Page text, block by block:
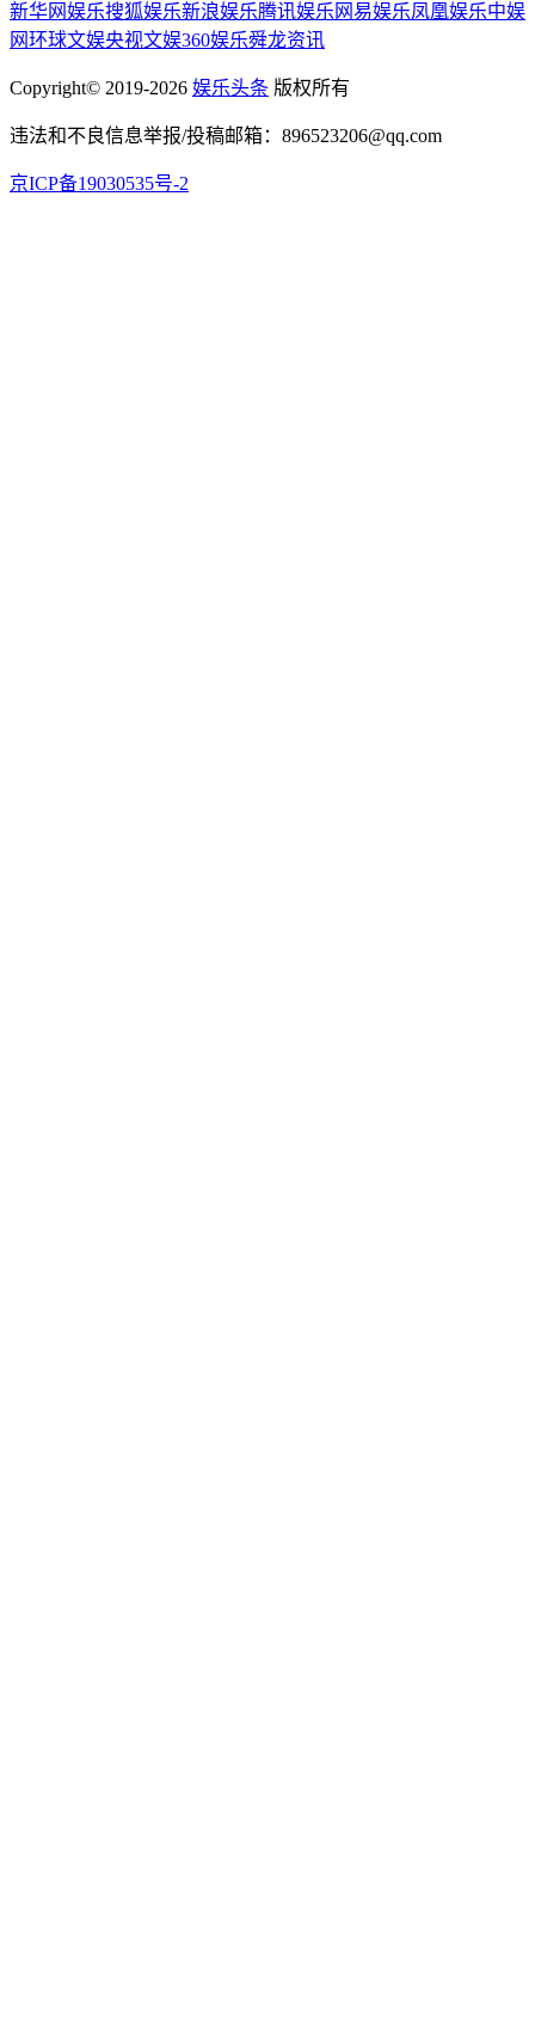
新华网娱乐搜狐娱乐新浪娱乐腾讯娱乐 网易娱乐凤凰娱乐中娱
网环球文娱央视文娱360娱乐舜龙资讯
Copyright© 2019-2026 娱乐头条 版权所有
违法和不良信息举报/投稿邮箱：896523206@qq.com
京ICP备19030535号-2